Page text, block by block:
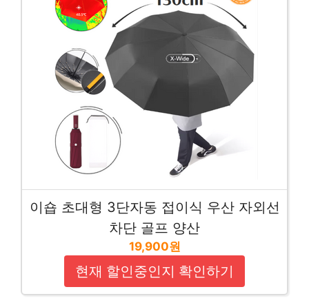
이숍 초대형 3단자동 접이식 우산 자외선
차단 골프 양산
19,900원
현재 할인중인지 확인하기